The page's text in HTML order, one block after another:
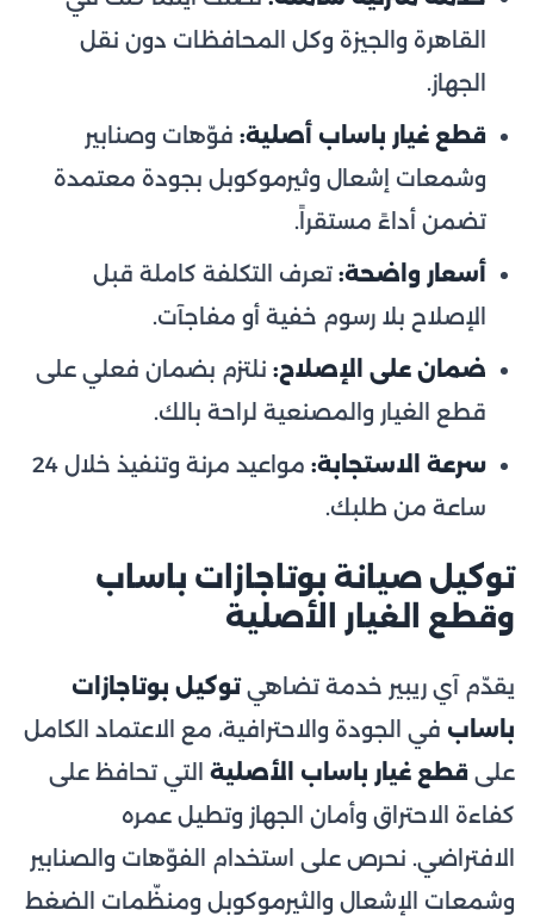
القاهرة والجيزة وكل المحافظات دون نقل
الجهاز.
قطع غيار باساب أصلية: فوّهات وصنابير
وشمعات إشعال وثيرموكوبل بجودة معتمدة
تضمن أداءً مستقراً.
أسعار واضحة: تعرف التكلفة كاملة قبل
الإصلاح بلا رسوم خفية أو مفاجآت.
ضمان على الإصلاح: نلتزم بضمان فعلي على
قطع الغيار والمصنعية لراحة بالك.
سرعة الاستجابة:
مواعيد مرنة وتنفيذ خلال 24
ساعة من طلبك.
توكيل صيانة بوتاجازات باساب
وقطع الغيار الأصلية
يقدّم آي ريبير خدمة تضاهيتوكيل بوتاجازات
باساب في الجودة والاحترافية، مع الاعتماد الكامل
على قطع غيار باساب الأصلية التي تحافظ على
كفاءة الاحتراق وأمان الجهاز وتطيل عمره
الافتراضي. نحرص على استخدام الفوّهات والصنابير
وشمعات الإشعال والثيرموكوبل ومنظّمات الضغط